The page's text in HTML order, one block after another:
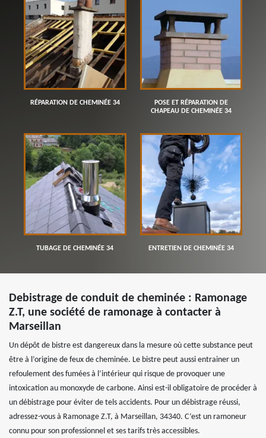
RÉPARATION DE CHEMINÉE 34
POSE ET RÉPARATION DE
CHAPEAU DE CHEMINÉE 34
TUBAGE DE CHEMINÉE 34 ENTRETIEN DE CHEMINÉE 34
Debistrage de conduit de cheminée : Ramonage
Z.T, une société de ramonage à contacter à
Marseillan
Un dépôt de bistre est dangereux dans la mesure où cette substance peut
être à l’origine de feux de cheminée. Le bistre peut aussi entrainer un
refoulement des fumées à l’intérieur qui risque de provoquer une
intoxication au monoxyde de carbone. Ainsi est-il obligatoire de procéder à
un débistrage pour éviter de tels accidents. Pour un débistrage réussi,
adressez-vous à Ramonage Z.T, à Marseillan, 34340. C’est un ramoneur
connu pour son professionnel et ses tarifs très accessibles.